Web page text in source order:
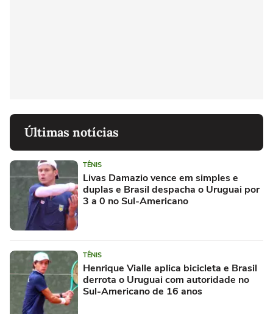
Últimas notícias
TÊNIS
Livas Damazio vence em simples e
duplas e Brasil despacha o Uruguai por
3 a 0 no Sul-Americano
TÊNIS
Henrique Vialle aplica bicicleta e Brasil
derrota o Uruguai com autoridade no
Sul-Americano de 16 anos